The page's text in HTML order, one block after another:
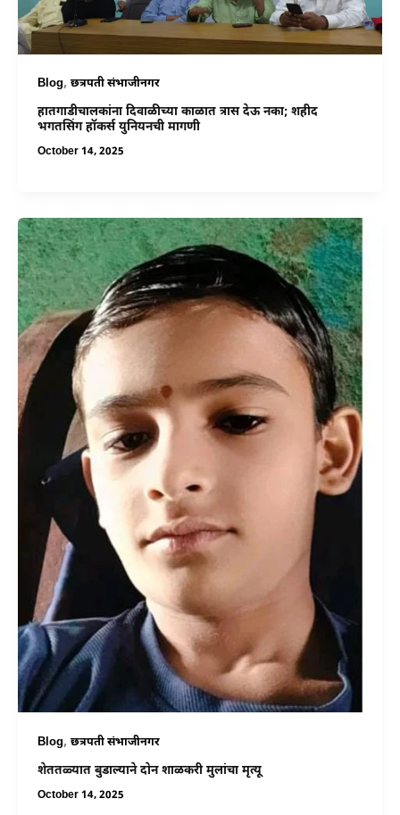
Blog, छत्रपती संभाजीनगर
हातगाडीचालकांना दिवाळीच्या काळात त्रास देऊ नका; शहीद
भगतसिंग हॉकर्स युनियनची मागणी
October 14, 2025
Blog, छत्रपती संभाजीनगर
शेततळ्यात बुडाल्याने दोन शाळकरी मुलांचा मृत्यू
October 14, 2025